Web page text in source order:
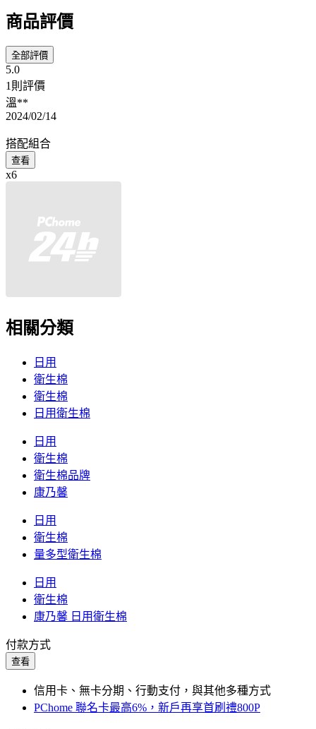
商品評價
全部評價
5.0
1則評價
溫**
2024/02/14
搭配組合
查看
x6
相關分類
日用
衛生棉
衛生棉
日用衛生棉
日用
衛生棉
衛生棉品牌
康乃馨
日用
衛生棉
量多型衛生棉
日用
衛生棉
康乃馨 日用衛生棉
付款方式
查看
信用卡、無卡分期、行動支付，與其他多種方式
PChome 聯名卡最高6%，新戶再享首刷禮800P